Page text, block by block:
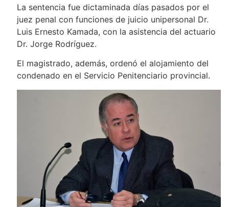
La sentencia fue dictaminada días pasados por el
juez penal con funciones de juicio unipersonal Dr.
Luis Ernesto Kamada, con la asistencia del actuario
Dr. Jorge Rodríguez.
El magistrado, además, ordenó el alojamiento del
condenado en el Servicio Penitenciario provincial.